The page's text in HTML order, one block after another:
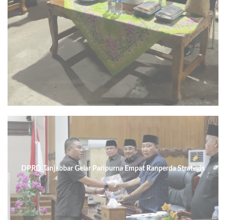
DPRD Tanjabbar Gelar Paripurna Empat Ranperda Strategis